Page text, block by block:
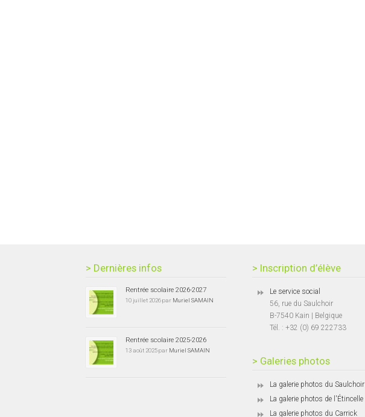
> Dernières infos
Rentrée scolaire 2026-2027
10 juillet 2026 par Muriel SAMAIN
Rentrée scolaire 2025-2026
13 août 2025 par Muriel SAMAIN
> Inscription d’élève
Le service social
56, rue du Saulchoir
B-7540 Kain | Belgique
Tél. : +32 (0) 69 222733
> Galeries photos
La galerie photos du Saulchoir
La galerie photos de l'Étincelle
La galerie photos du Carrick